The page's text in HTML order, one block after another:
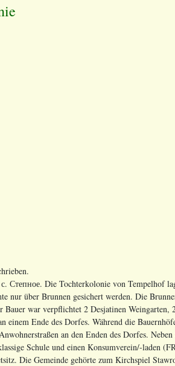
с. Степное. Die Tochterkolonie von Tempelhof
nur über Brunnen gesichert werden. Die
war verpflichtet 2 Desjatinen Weingarten,
einem Ende des Dorfes. Während die
an den Enden des Dorfes.
Schule und einen Konsumverein/-laden
Die Gemeinde gehörte zum Kirchspiel